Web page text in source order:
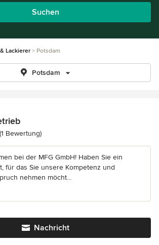
Suchen
Lackierer Potsdam
Potsdam
5 von 5 Sternen
(1 Bewertung)
bei der MFG GmbH! Haben Sie ein
für das Sie unsere Kompetenz und
nehmen möcht...
Nachricht